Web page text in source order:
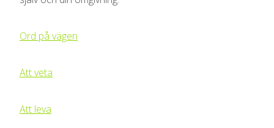
Ord på vägen
Att veta
Att leva